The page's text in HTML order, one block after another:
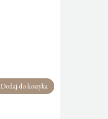
Dodaj do koszyka